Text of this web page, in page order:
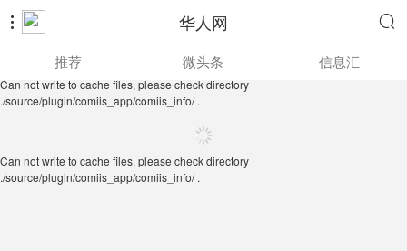
 华人网 
./source/plugin/comiis_app/comiis_info/ .
推荐 微头条 信息汇
Can not write to cache files, please check directory
./source/plugin/comiis_app/comiis_info/ .
Can not write to cache files, please check directory
./source/plugin/comiis_app/comiis_info/ .